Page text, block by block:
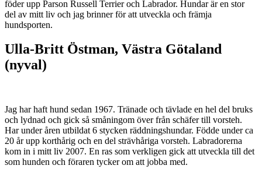
föder upp Parson Russell Terrier och Labrador. Hundar är en stor
del av mitt liv och jag brinner för att utveckla och främja
hundsporten.
Ulla-Britt Östman, Västra Götaland
(nyval)
Jag har haft hund sedan 1967. Tränade och tävlade en hel del bruks
och lydnad och gick så småningom över från schäfer till vorsteh.
Har under åren utbildat 6 stycken räddningshundar. Födde under ca
20 år upp korthårig och en del strävhåriga vorsteh. Labradorerna
kom in i mitt liv 2007. En ras som verkligen gick att utveckla till det
som hunden och föraren tycker om att jobba med.